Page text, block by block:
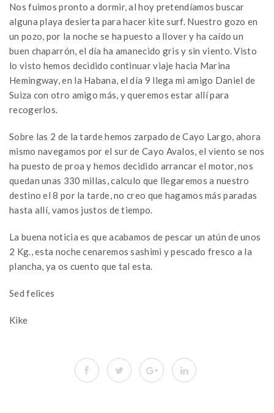
Nos fuimos pronto a dormir, al hoy pretendíamos buscar
alguna playa desierta para hacer kite surf. Nuestro gozo en
un pozo, por la noche se ha puesto a llover y ha caído un
buen chaparrón, el día ha amanecido gris y sin viento. Visto
lo visto hemos decidido continuar viaje hacia Marina
Hemingway, en la Habana, el día 9 llega mi amigo Daniel de
Suiza con otro amigo más, y queremos estar allí para
recogerlos.
Sobre las 2 de la tarde hemos zarpado de Cayo Largo, ahora
mismo navegamos por el sur de Cayo Avalos, el viento se nos
ha puesto de proa y hemos decidido arrancar el motor, nos
quedan unas 330 millas, calculo que llegaremos a nuestro
destino el 8 por la tarde, no creo que hagamos más paradas
hasta allí, vamos justos de tiempo.
La buena noticia es que acabamos de pescar un atún de unos
2 Kg., esta noche cenaremos sashimi y pescado fresco a la
plancha, ya os cuento que tal esta.
Sed felices
Kike